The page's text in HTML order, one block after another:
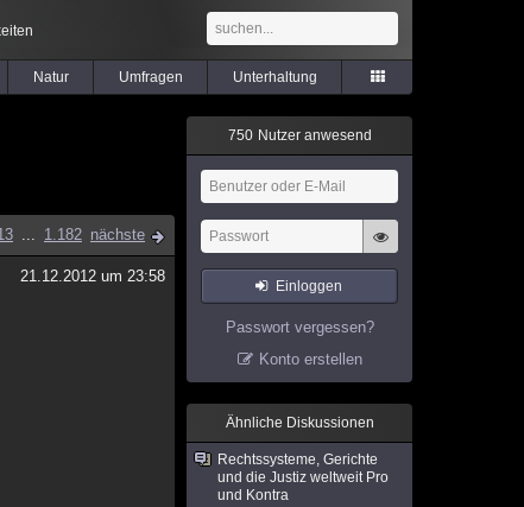
Natur Umfragen Unterhaltung
... 1.182 nächste
21.12.2012 um 23:58
750 Nutzer anwesend
Einloggen
Passwort vergessen?
Konto erstellen
Ähnliche Diskussionen
Rechtssysteme, Gerichte
und die Justiz weltweit Pro
und Kontra